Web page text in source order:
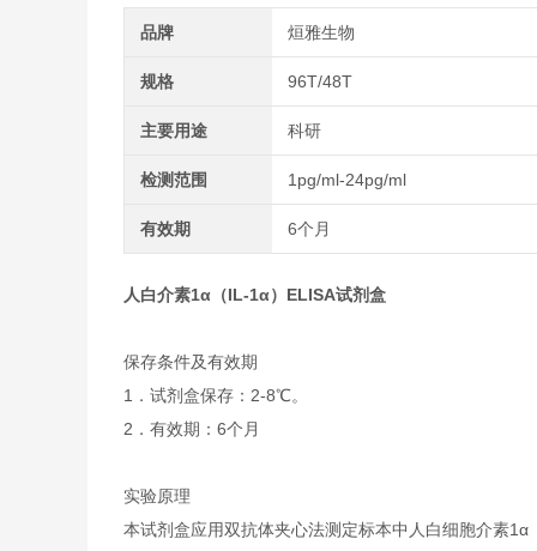
品牌 烜雅生物
规格 96T/48T
主要用途 科研
检测范围 1pg/ml-24pg/ml
有效期 6个月
人白介素1α（IL-1α）ELISA试剂盒
保存条件及有效期
1．试剂盒保存：2-8℃。
2．有效期：6个月
实验原理
本试剂盒应用双抗体夹心法测定标本中人白细胞介素